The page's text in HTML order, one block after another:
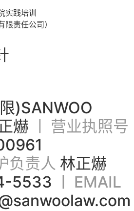
实践培训
限责任公司）
)SANWOO
爀 ㅣ 营业执照号
负责人 林正爀
5533 ㅣ EMAIL